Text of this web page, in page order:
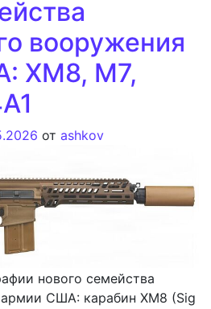
вооружения
XM8, M7,
от ashkov
нового семейства
США: карабин XM8 (Sig